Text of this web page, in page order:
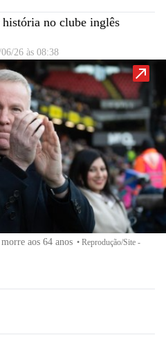
no clube inglês
26 às 08:38
aos 64 anos • Reprodução/Site -